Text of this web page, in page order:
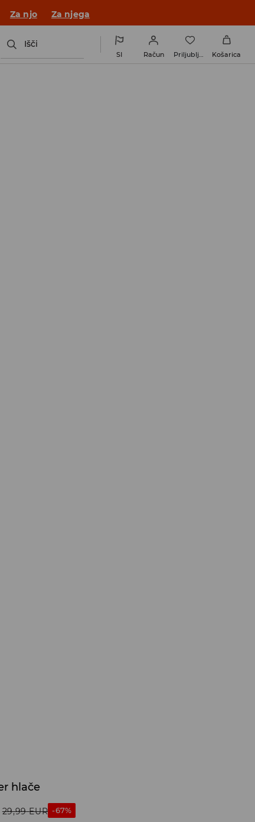
Za njo Za njega
Išči
SI Račun Priljubljene Košarica
hlače
29,99 EUR -67%